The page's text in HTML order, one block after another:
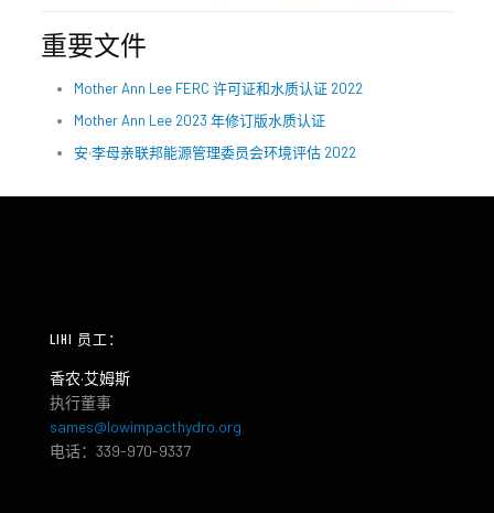
重要文件
Mother Ann Lee FERC 许可证和水质认证 2022
Mother Ann Lee 2023 年修订版水质认证
安·李母亲联邦能源管理委员会环境评估 2022
LIHI 员工：
香农·艾姆斯
执行董事
sames@lowimpacthydro.org
电话：339-970-9337